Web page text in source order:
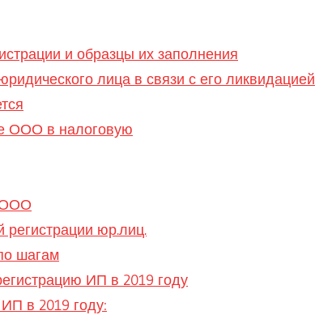
и образцы их заполнения
лица в связи с его ликвидацией
ООО в налоговую
ООО
юр.лиц.
шагам
ИП в 2019 году
в 2019 году: